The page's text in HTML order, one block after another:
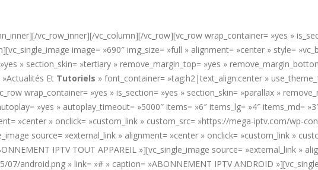
vc_row_inner][/vc_column][/vc_row][vc_row wrap_container= »yes »
image= »690″ img_size= »full » alignment= »center » style=
» section_skin= »tertiary » remove_margin_top= »yes »
Et Tutoriels » font_container= »tag:h2|text_align:center »
wrap_container= »yes » is_section= »yes » section_skin= »parallax »
»yes » autoplay_timeout= »5000″ items= »6″ items_lg= »4″ items_md=
»center » onclick= »custom_link » custom_src= »https://mega-iptv.com/wp-
source= »external_link » alignment= »center » onclick= »custom_link »
IPTV TOUT APPAREIL »][vc_single_image source= »external_link »
android.png » link= »# » caption= »ABONNEMENT IPTV ANDROID